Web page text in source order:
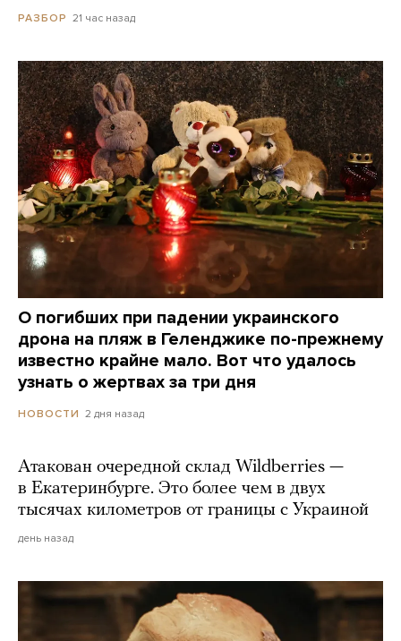
РАЗБОР 21 час назад
О погибших при падении украинского
дрона на пляж в Геленджике по-прежнему
известно крайне мало. Вот что удалось
узнать о жертвах за три дня
НОВОСТИ 2 дня назад
Атакован очередной склад Wildberries —
в Екатеринбурге. Это более чем в двух
тысячах километров от границы с Украиной
день назад